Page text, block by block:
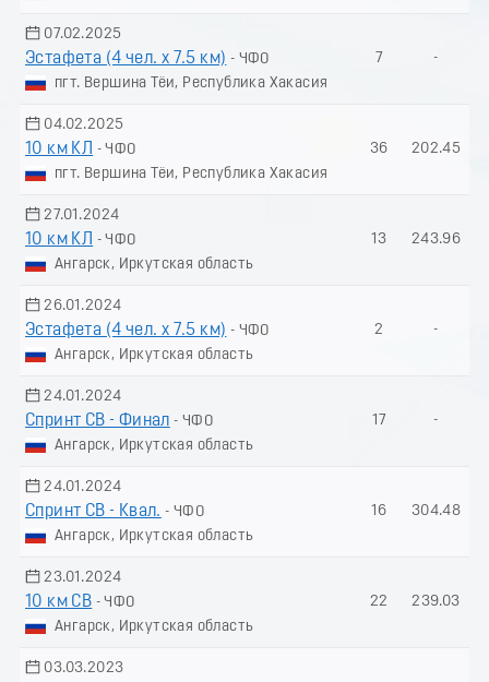
07.02.2025
Эстафета (4 чел. х 7.5 км) - ЧФО
пгт. Вершина Тёи, Республика Хакасия
7 -
04.02.2025
10 км КЛ
- ЧФО
пгт. Вершина Тёи, Республика Хакасия
36 202.45
27.01.2024
10 км КЛ
- ЧФО
Ангарск, Иркутская область
13 243.96
26.01.2024
Эстафета (4 чел. х 7.5 км) - ЧФО
Ангарск, Иркутская область
2 -
24.01.2024
Спринт СВ - Финал - ЧФО
Ангарск, Иркутская область
17 -
24.01.2024
Спринт СВ - Квал. - ЧФО
Ангарск, Иркутская область
16 304.48
23.01.2024
10 км СВ - ЧФО
Ангарск, Иркутская область
22 239.03
03.03.2023